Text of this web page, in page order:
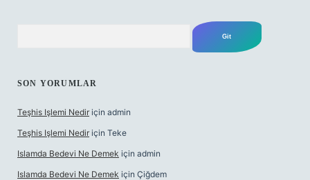
SON YORUMLAR
Teşhis Işlemi Nedir için admin
Teşhis Işlemi Nedir için Teke
Islamda Bedevi Ne Demek için admin
Islamda Bedevi Ne Demek için Çiğdem